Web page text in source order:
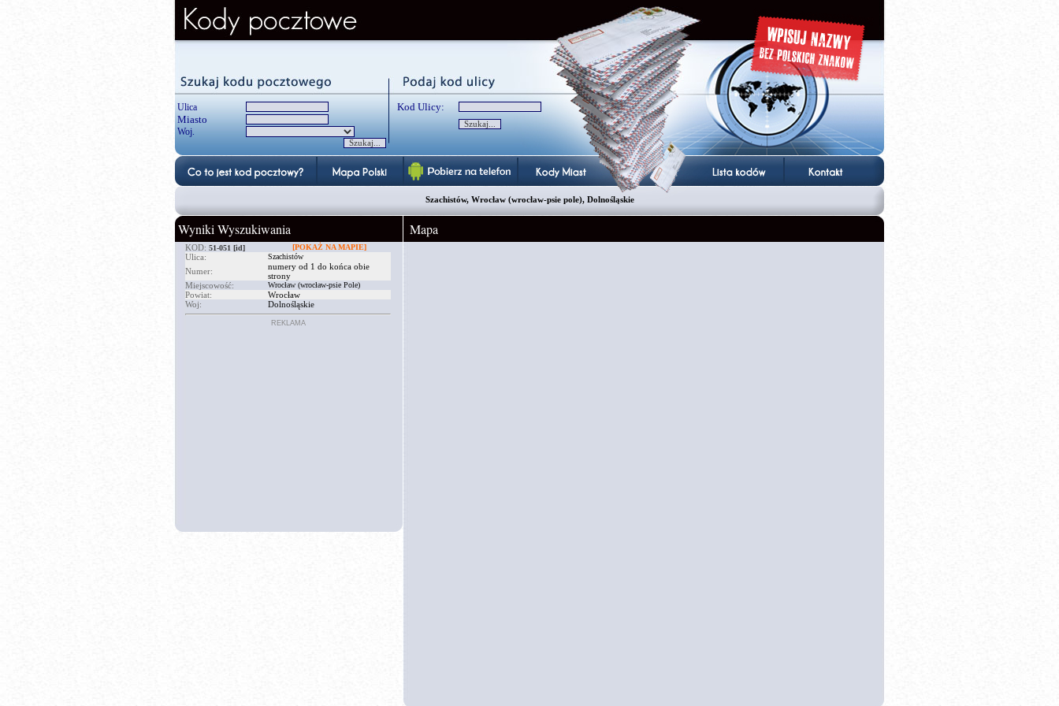
Ulica
Miasto
Woj.
Kod Ulicy:
Szachistów, Wrocław (wrocław-psie pole), Dolnośląskie
Wyniki Wyszukiwania
KOD: 51-051 [id] [POKAŻ NA MAPIE]
Ulica: Szachistów
Numer:
numery od 1 do końca obie
strony
Miejscowość:
Wrocław (wrocław-psie Pole)
Powiat:
Wrocław
Woj:
Dolnośląskie
REKLAMA
Mapa